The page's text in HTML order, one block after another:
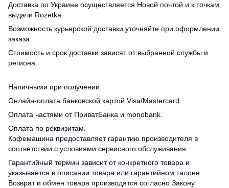
Доставка по Украине осуществляется Новой почтой и к точкам
выдачи Rozetka.
Возможность курьерской доставки уточняйте при оформлении
заказа.
Стоимость и срок доставки зависят от выбранной службы и
региона.
Наличными при получении.
Онлайн-оплата банковской картой Visa/Mastercard.
Оплата частями от ПриватБанка и monobank.
Оплата по реквизитам.
Кофемашина предоставляет гарантию производителя в
соответствии с условиями сервисного обслуживания.
Гарантийный термин зависит от конкретного товара и
указывается в описании товара или гарантийном талоне.
Возврат и обмен товара производятся согласно Закону